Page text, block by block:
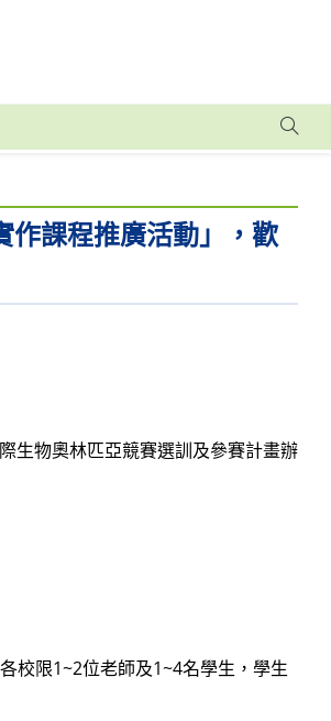
作課程推廣活動」，歡
生物奧林匹亞競賽選訓及參賽計畫辦
校限1~2位老師及1~4名學生，學生